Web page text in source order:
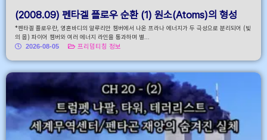
(2008.09) 펜타겔 플로우 순환 (1) 원소(Atoms)의 형성
*펜타겔 플로우란, 영혼바디의 알루리안 챔버에서 나온 프라나 에너지가 두 극성으로 분리되어 (빛
의 몸) 파이어 챔버와 여러 에너지 라인을 통과하며 별...
2026-08-05
프리덤티칭 정보